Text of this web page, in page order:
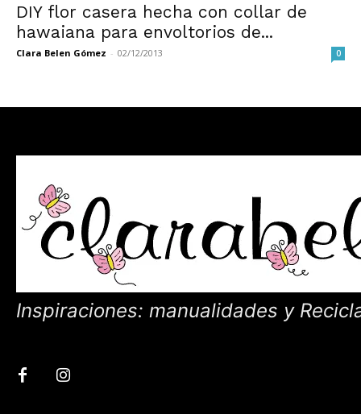
DIY flor casera hecha con collar de
hawaiana para envoltorios de...
Clara Belen Gómez - 02/12/2013 0
Inspiraciones: manualidades y